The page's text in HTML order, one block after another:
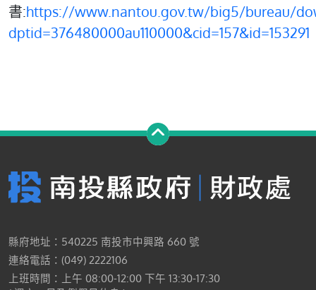
書:https://www.nantou.gov.tw/big5/bureau/
dptid=376480000au110000&cid=157&id=153291
縣府地址：540225 南投市中興路 660 號
連絡電話：(049) 2222106
上班時間：上午 08:00-12:00 下午 13:30-17:30